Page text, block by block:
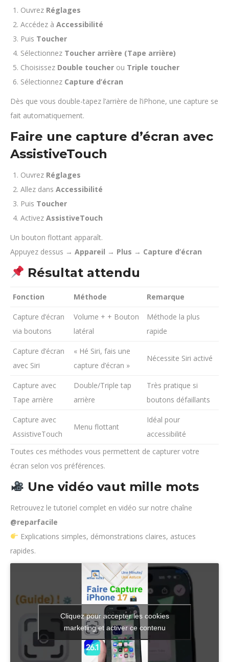
Ouvrez Réglages
Accédez à Accessibilité
Puis Toucher
Sélectionnez Toucher arrière (Tape arrière)
Choisissez Double toucher ou Triple toucher
Sélectionnez Capture d’écran
Dès que vous double-tapez l’arrière de l’iPhone, une capture se
fait automatiquement.
Faire une capture d’écran avec
AssistiveTouch
Ouvrez Réglages
Allez dans Accessibilité
Puis Toucher
Activez AssistiveTouch
Un bouton flottant apparaît.
Appuyez dessus → Appareil → Plus → Capture d’écran
Résultat attendu
Fonction Méthode Remarque
Capture d’écran
via boutons
Volume + + Bouton
latéral
Méthode la plus
rapide
Capture d’écran
avec Siri
« Hé Siri, fais une
capture d’écran »
Nécessite Siri activé
Capture avec
Tape arrière
Double/Triple tap
arrière
Très pratique si
boutons défaillants
Capture avec
AssistiveTouch
Menu flottant
Idéal pour
accessibilité
Toutes ces méthodes vous permettent de capturer votre
écran selon vos préférences.
Une vidéo vaut mille mots
Retrouvez le tutoriel complet en vidéo sur notre chaîne
@reparfacile
Explications simples, démonstrations claires, astuces
rapides.
Cliquez pour accepter les cookies
marketing et activer ce contenu